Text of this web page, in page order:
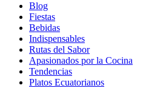
Blog
Fiestas
Bebidas
Indispensables
Rutas del Sabor
Apasionados por la Cocina
Tendencias
Platos Ecuatorianos